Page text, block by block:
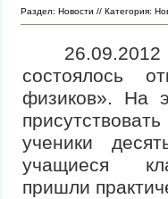
Раздел: Новости // Категория:
состоялось
физиков». На
ученики
учащиеся
пришли